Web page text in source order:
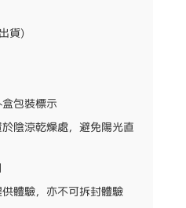
貨)
包裝標示
陰涼乾燥處，避免陽光直
體驗，亦不可拆封體驗